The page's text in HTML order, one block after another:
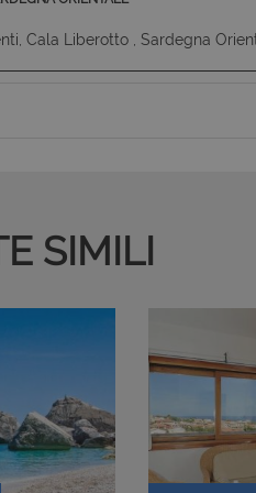
Cala Liberotto , Sardegna
SIMILI